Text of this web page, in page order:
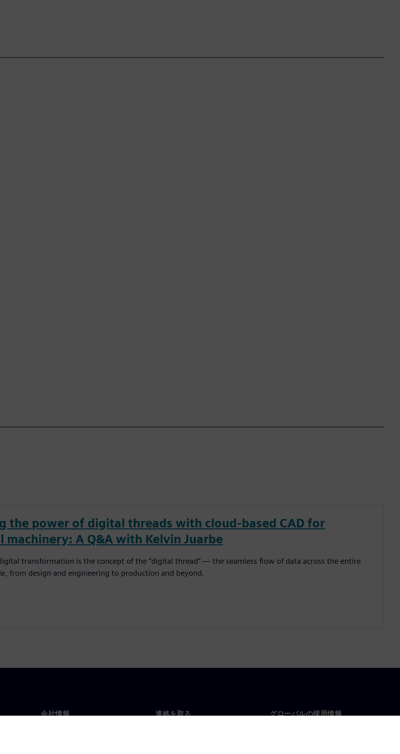
the power of digital threads with cloud-based CAD for
machinery: A Q&A with Kelvin Juarbe
transformation is the concept of the “digital thread” — the seamless flow of data across the entire
from design and engineering to production and beyond.
会社情報 連絡を取る グローバルの採用情報